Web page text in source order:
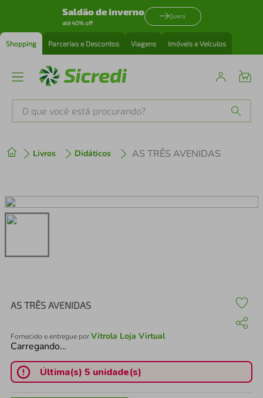
Saldão de inverno
até 40% off
Quero
Shopping Parcerias e Descontos Viagens Imóveis e Veículos
O que você está procurando?
Livros Didáticos AS TRÊS AVENIDAS
AS TRÊS AVENIDAS
Fornecido e entregue porVitrola Loja Virtual
Carregando…
Última(s) 5 unidade(s)
2º cafeteira